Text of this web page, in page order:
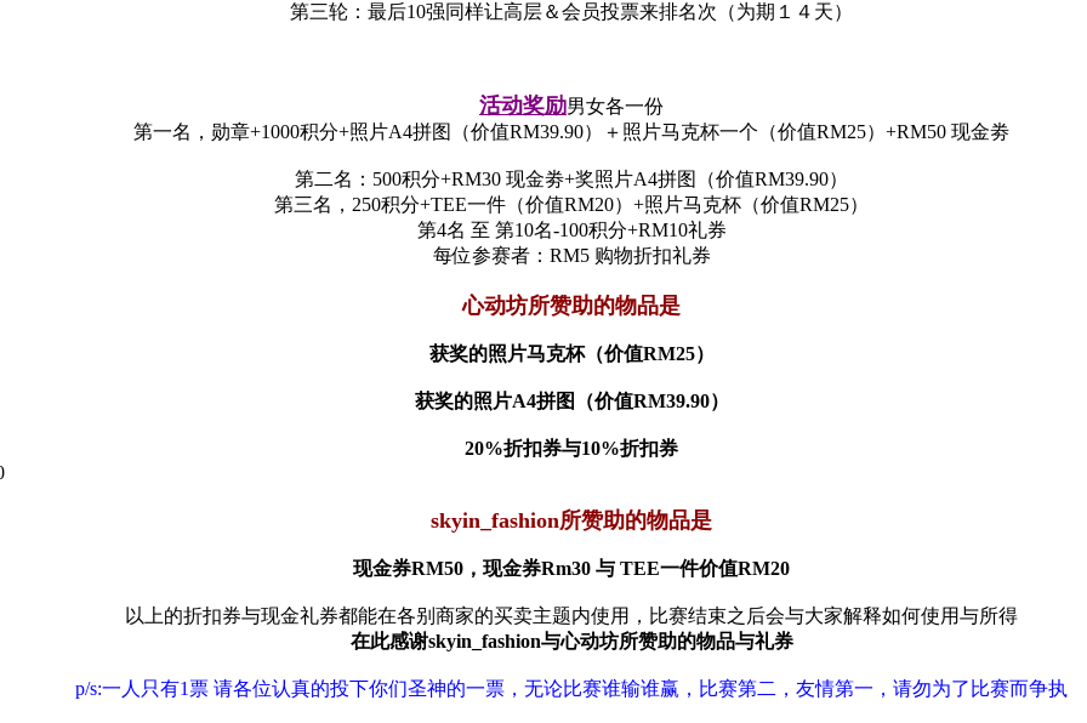
第三轮：最后10强同样让高层＆会员投票来排名次（为期１４天）
活动奖励男女各一份
第一名，勋章+1000积分+照片A4拼图（价值RM39.90）＋照片马克杯一个（价值RM25）+RM50 现金劵
第二名：500积分+RM30 现金劵+奖照片A4拼图（价值RM39.90）
第三名，250积分+TEE一件（价值RM20）+照片马克杯（价值RM25）
第4名 至 第10名-100积分+RM10礼券
每位参赛者：RM5 购物折扣礼券
心动坊所赞助的物品是
获奖的照片马克杯（价值RM25）
获奖的照片A4拼图（价值RM39.90）
20%折扣券与10%折扣券
skyin_fashion所赞助的物品是
现金券RM50，现金券Rm30 与 TEE一件价值RM20
以上的折扣券与现金礼券都能在各别商家的买卖主题内使用，比赛结束之后会与大家解释如何使用与所得
在此感谢skyin_fashion与心动坊所赞助的物品与礼券
p/s:一人只有1票 请各位认真的投下你们圣神的一票，无论比赛谁输谁赢，比赛第二，友情第一，请勿为了比赛而争执